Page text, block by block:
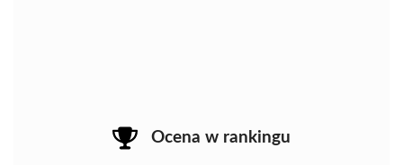
Ocena w rankingu